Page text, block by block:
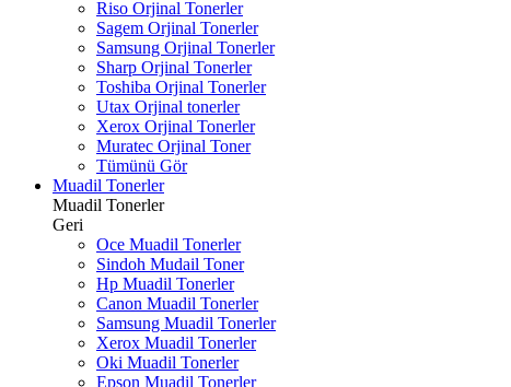
Riso Orjinal Tonerler
Sagem Orjinal Tonerler
Samsung Orjinal Tonerler
Sharp Orjinal Tonerler
Toshiba Orjinal Tonerler
Utax Orjinal tonerler
Xerox Orjinal Tonerler
Muratec Orjinal Toner
Tümünü Gör
Muadil Tonerler
Muadil Tonerler
Geri
Oce Muadil Tonerler
Sindoh Mudail Toner
Hp Muadil Tonerler
Canon Muadil Tonerler
Samsung Muadil Tonerler
Xerox Muadil Tonerler
Oki Muadil Tonerler
Epson Muadil Tonerler